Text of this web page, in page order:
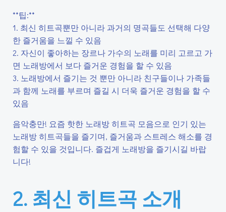
**팁:**
1. 최신 히트곡뿐만 아니라 과거의 명곡들도 선택해 다양
한 즐거움을 느낄 수 있음
2. 자신이 좋아하는 장르나 가수의 노래를 미리 고르고 가
면 노래방에서 보다 즐거운 경험을 할 수 있음
3. 노래방에서 즐기는 것 뿐만 아니라 친구들이나 가족들
과 함께 노래를 부르며 즐길 시 더욱 즐거운 경험을 할 수
있음
음악충만! 요즘 핫한 노래방 히트곡 모음으로 인기 있는
노래방 히트곡들을 즐기며, 즐거움과 스트레스 해소를 경
험할 수 있을 것입니다. 즐겁게 노래방을 즐기시길 바랍
니다!
2. 최신 히트곡 소개